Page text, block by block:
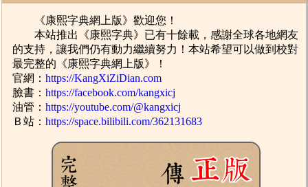
《康熙字典網上版》歡迎您！
本站推出《康熙字典》已有十餘載，感謝全球各地網友
的支持，讓我們仍有動力繼續努力！本站希望可以做到校對
最完整的《康熙字典網上版》！
官網：https://KangXiZiDian.com
臉書：https://facebook.com/kangxicj
油管：https://youtube.com/@kangxicj
Ｂ站：https://space.bilibili.com/362131683